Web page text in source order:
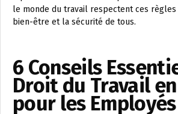
le monde du travail respectent ces
bien-être et la sécurité de tous.
6 Conseils
Droit du Travail
pour les Employés